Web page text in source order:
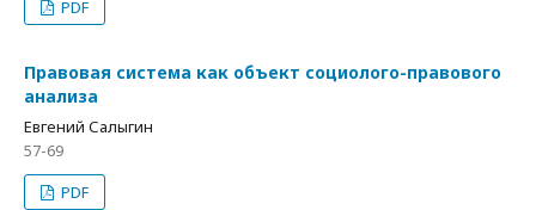
PDF
Правовая система как объект социолого-правового
анализа
Евгений Салыгин
57-69
PDF